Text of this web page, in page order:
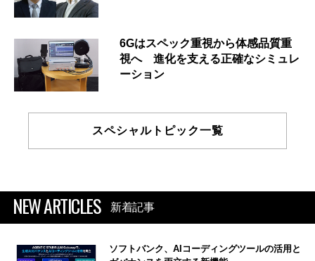
6Gはスペック重視から体感品質重
視へ 進化を支える正確なシミュレ
ーション
スペシャルトピック一覧
NEW ARTICLES 新着記事
ソフトバンク、AIコーディングツールの活用と